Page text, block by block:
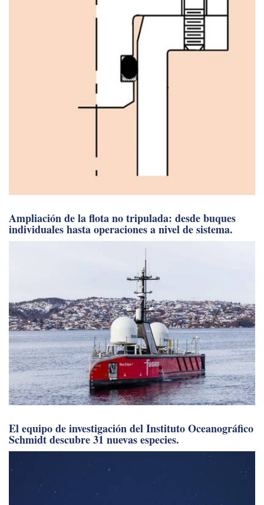
Ampliación de la flota no tripulada: desde buques
individuales hasta operaciones a nivel de sistema.
El equipo de investigación del Instituto Oceanográfico
Schmidt descubre 31 nuevas especies.